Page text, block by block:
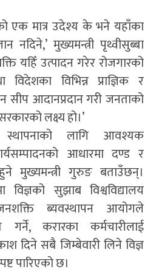
एक मात्र उदेश्य के भने यहाँका
नदिने,’ मुख्यमन्त्री पृथ्वीसुब्बा
यहिँ उत्पादन गरेर रोजगारको
विभिन्न प्राज्ञिक र
सीप आदानप्रदान गरी जनताको
लक्ष्य हो।’
स्थापनाको लागि आवश्यक
आधारमा दण्ड र
मुख्यमन्त्री गुरुङ बताउँछन्।
विज्ञको सुझाब विश्वविद्यालय
ब्यवस्थापन आयोगले
गर्ने, करारका कर्मचारीलाई
दिने सबै जिम्बेवारी लिने विज्ञ
पारिएको छ।